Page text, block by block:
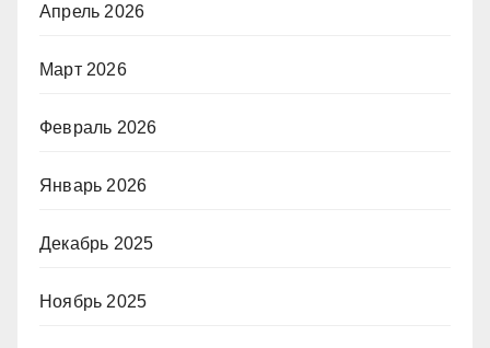
Апрель 2026
Март 2026
Февраль 2026
Январь 2026
Декабрь 2025
Ноябрь 2025